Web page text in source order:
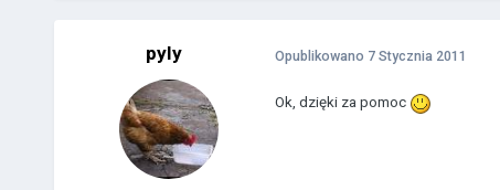
pyly Opublikowano 7 Stycznia 2011
Ok, dzięki za pomoc